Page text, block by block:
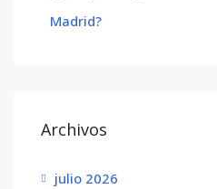
Madrid?
Archivos
julio 2026